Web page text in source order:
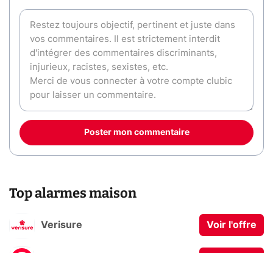
Poster mon commentaire
Top alarmes maison
Verisure Voir l'offre